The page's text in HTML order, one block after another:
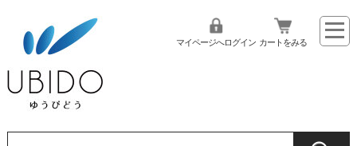
マイページへログイン カートをみる